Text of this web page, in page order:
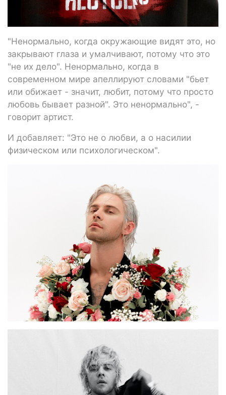
"Ненормально, когда окружающие видят это, но
закрывают глаза и умалчивают, потому что это
"не их дело". Ненормально, когда в
современном мире апеллируют словами "бьет
или обижает - значит, любит, потому что просто
любовь бывает разной". Это ненормально", -
говорит артист.
И добавляет: "Это не о любви, а о насилии
физическом или психологическом".